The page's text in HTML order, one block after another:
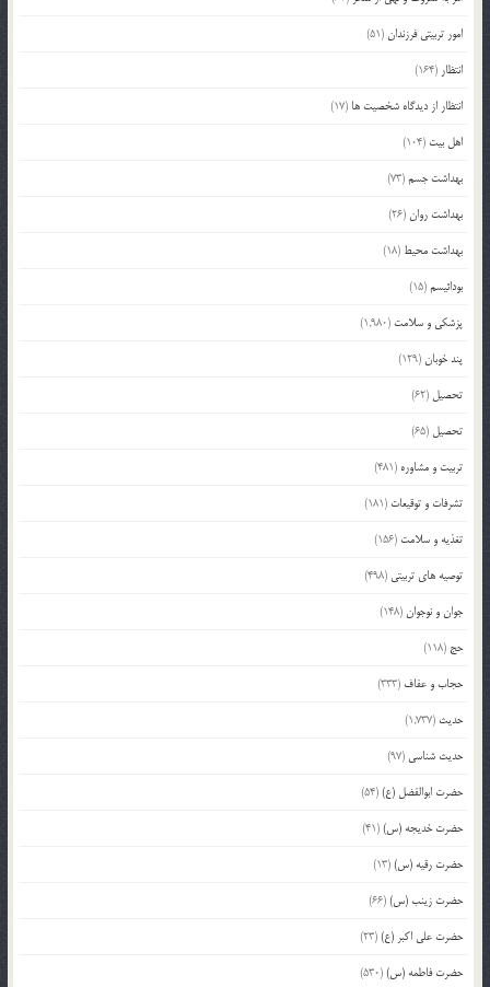
امور تربیتی فرزندان(51)
انتظار (164)
انتظار از دیدگاه شخصیت ها (17)
اهل بیت (104)
بهداشت جسم(73)
بهداشت روان(26)
بهداشت محیط (18)
بودائیسم(15)
پزشکی و سلامت (1,980)
پند خوبان(129)
تحصیل (62)
تحصیل (65)
تربیت و مشاوره (481)
تشرفات و توقیعات (181)
تغذیه و سلامت (156)
توصیه های تربیتی (498)
جوان و نوجوان(148)
حج (118)
حجاب و عفاف (333)
حدیث (1,737)
حدیث شناسی (97)
حضرت ابوالفضل (ع)(54)
حضرت خدیجه (س)(41)
حضرت رقیه (س)(13)
حضرت زینب (س)(66)
حضرت علی اکبر (ع)(23)
حضرت فاطمه (س)(530)